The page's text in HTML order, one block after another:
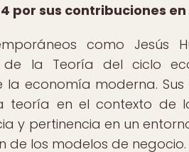
por sus contribuciones
como Jesús
la Teoría del ciclo
economía moderna. Sus
en el contexto de
y pertinencia en un
de los modelos de negocio.